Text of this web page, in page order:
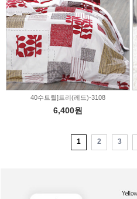
40수트윌]트리(레드)-3108
6,400원
1 2 3